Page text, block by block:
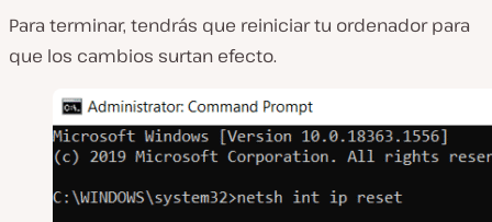
Para terminar, tendrás que reiniciar tu ordenador para
que los cambios surtan efecto.